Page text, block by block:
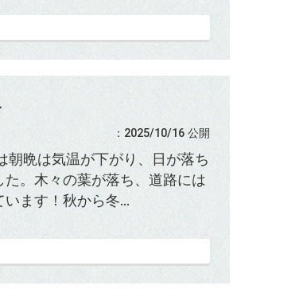
：2025/10/16 公開
朝晩は気温が下がり、日が落ち
。木々の葉が落ち、道路には
ます！秋から冬...